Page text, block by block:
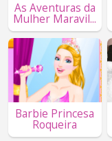
As Aventuras da
Mulher Maravil...
Barbie Princesa
Roqueira